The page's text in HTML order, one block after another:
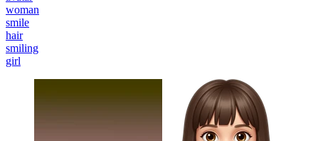
woman
smile
hair
smiling
girl